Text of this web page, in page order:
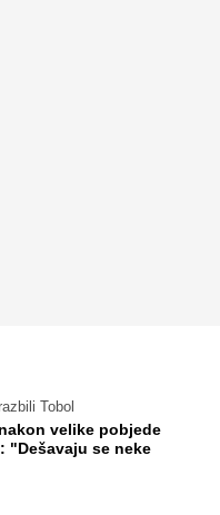
Tobol
velike pobjede
"Dešavaju se neke